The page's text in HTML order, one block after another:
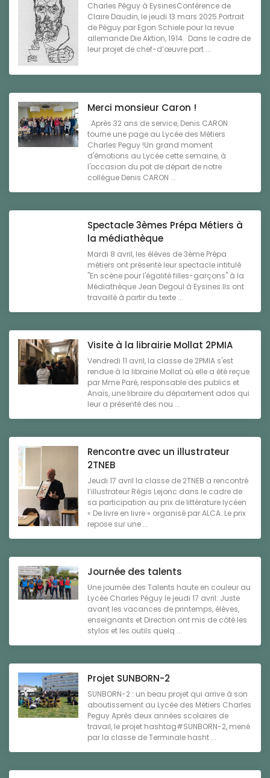
Charles Péguy à EysinesConférence de
Claire Daudin, le jeudi 13 mars 2025.Portrait
de Péguy par Egon Schiele pour la revue
allemande Die Aktion, 1914. Dans le cadre de
leur projet de chef-d’œuvre port ...
Merci monsieur Caron !
Après 32 ans de service, Denis CARON
tourne une page au Lycée des Métiers
Charles Peguy !Un grand moment
d'émotions au Lycée cette semaine, à
l'occasion du pot de départ de notre
collègue Denis CARON ...
Spectacle 3èmes Prépa Métiers à
la médiathèque
Mardi 8 avril, les élèves de 3ème Prépa
métiers ont présenté leur spectacle intitulé
"En scène pour l'égalité filles-garçons" à la
Médiathèque Jean Degoul à Eysines.Ils ont
travaillé à partir du texte ...
Visite à la librairie Mollat 2PMIA
Vendredi 11 avril, la classe de 2PMIA s'est
rendue à la librairie Mollat où elle a été reçue
par Mme Paré, responsable des publics et
Anaïs, une libraire du département ados qui
leur a présenté des nou ...
Rencontre avec un illustrateur
2TNEB
Jeudi 17 avril la classe de 2TNEB a rencontré
l’illustrateur Régis Lejonc dans le cadre de
sa participation au prix de littérature lycéen
« De livre en livre » organisé par ALCA. Le prix
repose sur une ...
Journée des talents
Une journée des Talents haute en couleur au
Lycée Charles Péguy le jeudi 17 avril: Juste
avant les vacances de printemps, élèves,
enseignants et Direction ont mis de côté les
stylos et les outils quelq ...
Projet SUNBORN-2
SUNBORN-2 : un beau projet qui arrive à son
aboutissement au Lycée des Métiers Charles
Peguy Après deux années scolaires de
travail, le projet hashtag#SUNBORN-2, mené
par la classe de Terminale hasht ...